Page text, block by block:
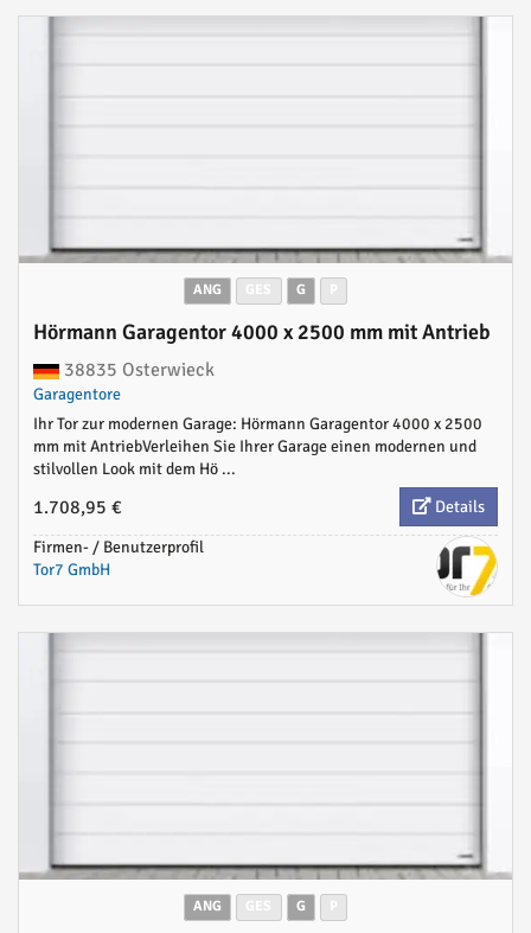
ANG G
Hörmann Garagentor 4000 x 2500 mm mit Antrieb
38835 Osterwieck
Garagentore
Ihr Tor zur modernen Garage: Hörmann Garagentor 4000 x 2500
mm mit AntriebVerleihen Sie Ihrer Garage einen modernen und
stilvollen Look mit dem Hö ...
1.708,95 €
Details
Firmen- / Benutzerprofil
Tor7 GmbH
ANG G